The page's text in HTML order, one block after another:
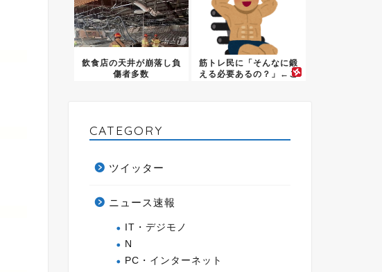
飲食店の天井が崩落し負
傷者多数
筋トレ民に「そんなに鍛
える必要あるの？」←こ
CATEGORY
ツイッター
ニュース速報
IT・デジモノ
N
PC・インターネット